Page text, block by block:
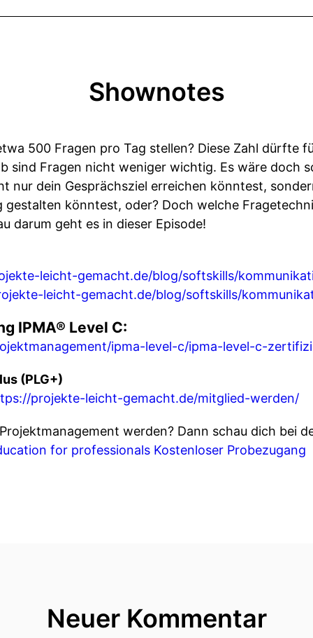
Shownotes
500 Fragen pro Tag stellen? Diese Zahl dürfte
sind Fragen nicht weniger wichtig. Es wäre doch
nur dein Gesprächsziel erreichen könntest,
gestalten könntest, oder? Doch welche
darum geht es in dieser Episode!
leicht-gemacht.de/blog/softskills/
leicht-gemacht.de/blog/softskills/
IPMA® Level C:
ipma-level-c/ipma-level-c-
(PLG+)
projekte-leicht-gemacht.de/mitglied-werden/
werden? Dann schau dich bei
for professionals Kostenloser Probezugang
Neuer Kommentar